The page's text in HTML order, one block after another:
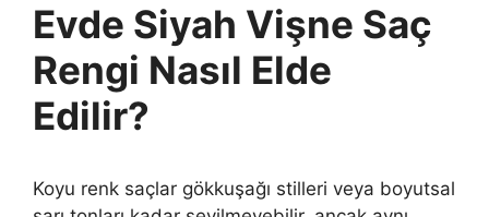
Evde Siyah Vişne Saç
Rengi Nasıl Elde
Edilir?
Koyu renk saçlar gökkuşağı stilleri veya boyutsal